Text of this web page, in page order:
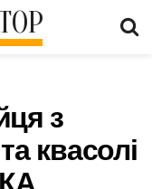
з
квасолі